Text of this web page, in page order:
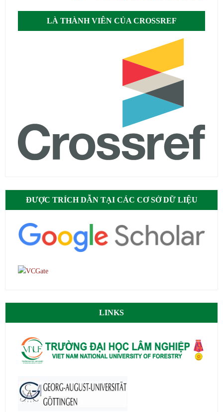
LÀ THÀNH VIÊN CỦA CROSSREF
ĐƯỢC TRÍCH DẪN TẠI CÁC CƠ SỞ DỮ LIỆU
LINKS